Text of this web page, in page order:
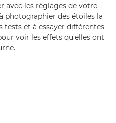
avec les réglages de votre
photographier des étoiles la
tests et à essayer différentes
voir les effets qu'elles ont